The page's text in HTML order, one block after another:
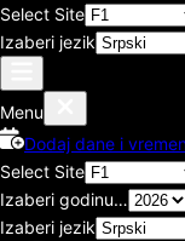
Select Site
Izaberi jezik
Menu
Dodaj dane i
Select Site
Izaberi godinu…
Izaberi jezik